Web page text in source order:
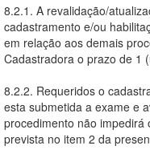
8.2.1. A revalidação/
cadastramento e/ou
em relação aos demais
Cadastradora o prazo de 1
8.2.2. Requeridos o
esta submetida a exame e
procedimento não
prevista no item 2 da